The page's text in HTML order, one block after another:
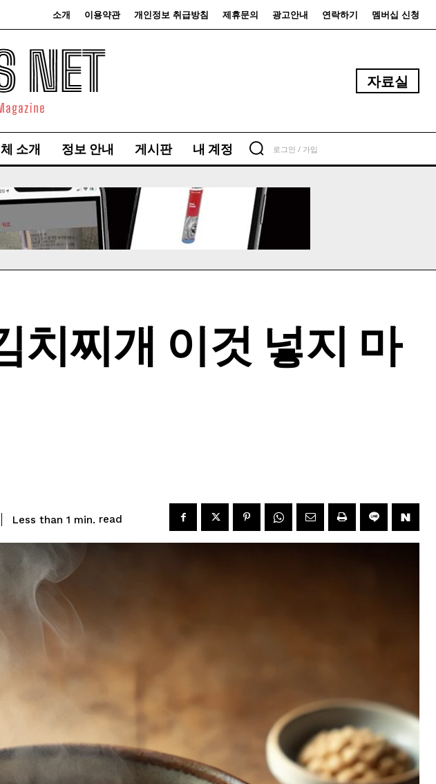
소개 이용약관 개인정보 취급방침 제휴문의 광고안내 연락하기 멤버십 신청
자료실
소개 정보 안내 게시판 내 계정 로그인 / 가입
치찌개 이것 넣지 마
Less than 1 min. read